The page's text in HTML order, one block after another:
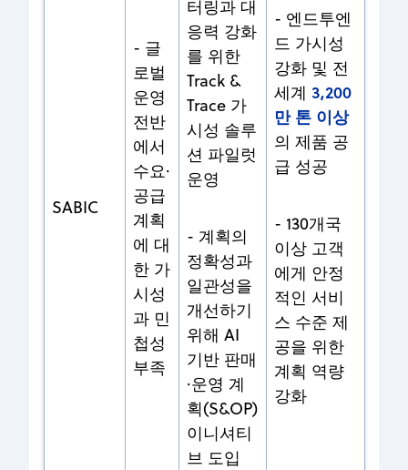
SABIC
- 글
로벌
운영
전반
에서
수요·
공급
계획
에 대
한 가
시성
과 민
첩성
부족
터링과 대
응력 강화
를 위한
Track &
Trace 가
시성 솔루
션 파일럿
운영
- 계획의
정확성과
일관성을
개선하기
위해 AI
기반 판매
·운영 계
획(S&OP)
이니셔티
브 도입
- 엔드투엔
드 가시성
강화 및 전
세계 3,200
만 톤 이상
의 제품 공
급 성공
- 130개국
이상 고객
에게 안정
적인 서비
스 수준 제
공을 위한
계획 역량
강화